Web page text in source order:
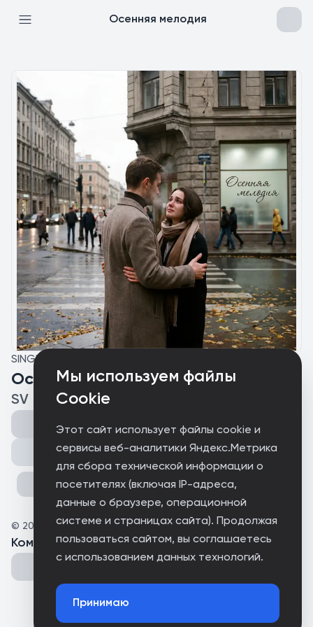
Мы используем файлы
Cookie
Этот сайт использует файлы cookie и
сервисы веб-аналитики Яндекс.Метрика
для сбора технической информации о
посетителях (включая IP-адреса,
данные о браузере, операционной
системе и страницах сайта). Продолжая
пользоваться сайтом, вы соглашаетесь
с использованием данных технологий.
Принимаю
Осенняя мелодия
SINGLE
Осенняя мелодия
SV
Поделиться
© 2025 SV production
Комментарии(0 )